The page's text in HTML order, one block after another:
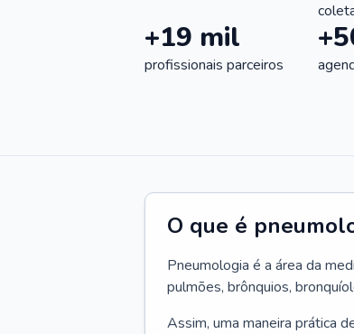
+19 mil
profissionais parceiros
O que é
Pneumologia é a área da
pulmões, brônquios,
Assim, uma maneira prática